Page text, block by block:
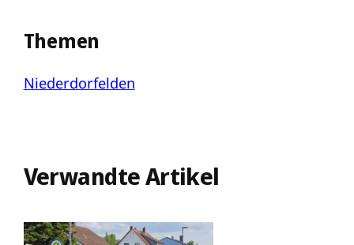
Themen
Niederdorfelden
Verwandte Artikel